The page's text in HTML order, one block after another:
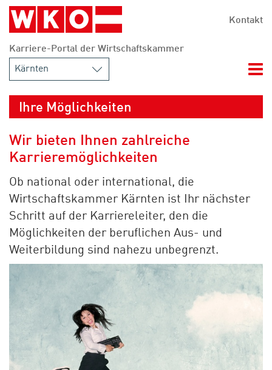
Zum Hauptinhalt springen
Zur Navigation springen
Zum Footer springen
Karriere-Portal der Wirtschaftskammer
Kontakt
Ihre Möglichkeiten
Wir bieten Ihnen zahlreiche
Karrieremöglichkeiten
Ob national oder international, die
Wirtschaftskammer Kärnten ist Ihr nächster
Schritt auf der Karriereleiter, den die
Möglichkeiten der beruflichen Aus- und
Weiterbildung sind nahezu unbegrenzt.